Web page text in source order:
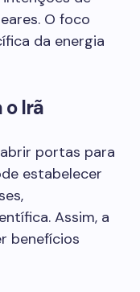
O foco
da energia
Irã
portas para
estabelecer
Assim, a
benefícios